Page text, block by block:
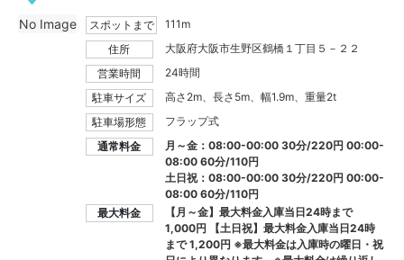
スポットまで
111m
住所
大阪府大阪市生野区鶴橋１丁目５－２２
営業時間
24時間
駐車サイズ
高さ2m、長さ5m、幅1.9m、重量2t
駐車場形態
フラップ式
通常料金
月～金：08:00-00:00 30分/220円 00:00-
08:00 60分/110円
土日祝：08:00-00:00 30分/220円 00:00-
08:00 60分/110円
最大料金
【月～金】最大料金入庫当日24時まで
1,000円
【土日祝】最大料金入庫当日24時
まで1,200円 ※最大料金は入庫時の曜日・祝
No Image